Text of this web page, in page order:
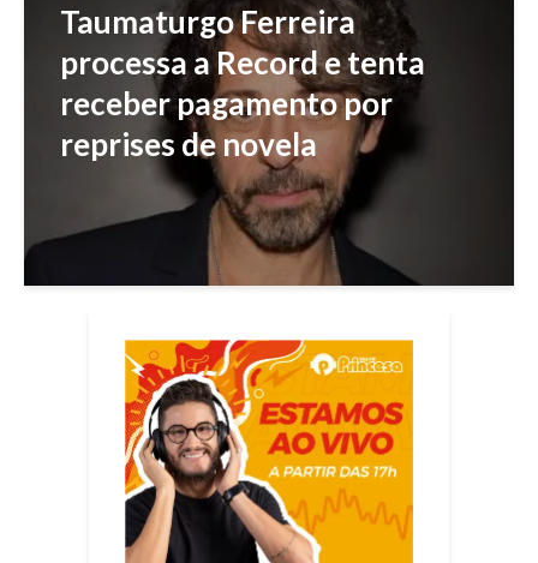
Taumaturgo Ferreira
processa a Record e tenta
receber pagamento por
reprises de novela